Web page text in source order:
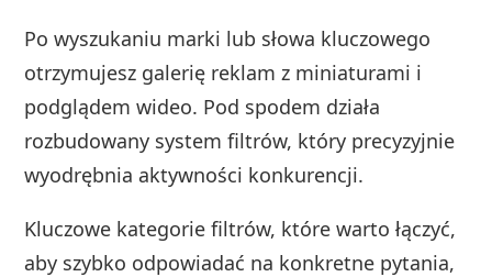
Po wyszukaniu marki lub słowa kluczowego
otrzymujesz galerię reklam z miniaturami i
podglądem wideo. Pod spodem działa
rozbudowany system filtrów, który precyzyjnie
wyodrębnia aktywności konkurencji.
Kluczowe kategorie filtrów, które warto łączyć,
aby szybko odpowiadać na konkretne pytania,